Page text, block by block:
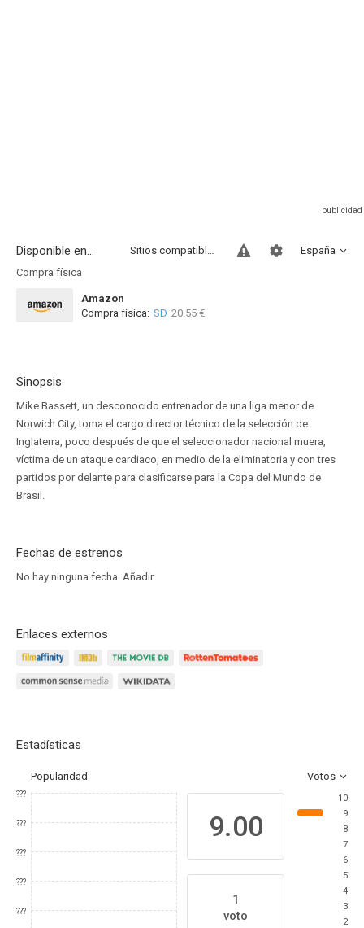
Disponible en... España
Sitios compatibles
Compra física
Amazon
Compra física: SD 20.55 €
Sinopsis
Mike Bassett, un desconocido entrenador de una liga menor de
Norwich City, toma el cargo director técnico de la selección de
Inglaterra, poco después de que el seleccionador nacional muera,
víctima de un ataque cardiaco, en medio de la eliminatoria y con tres
partidos por delante para clasificarse para la Copa del Mundo de
Brasil.
Fechas de estrenos
No hay ninguna fecha. Añadir
Enlaces externos
Estadísticas
Popularidad Votos
???
???
???
???
???
9.00
1
voto
10
9
8
7
6
5
4
3
2